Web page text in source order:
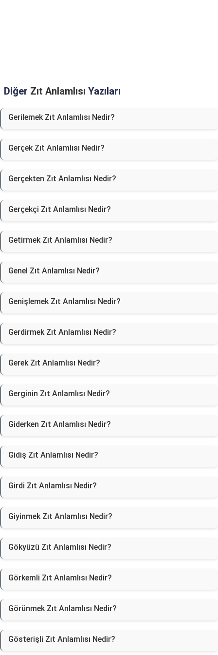
Diğer Zıt Anlamlısı Yazıları
Gerilemek Zıt Anlamlısı Nedir?
Gerçek Zıt Anlamlısı Nedir?
Gerçekten Zıt Anlamlısı Nedir?
Gerçekçi Zıt Anlamlısı Nedir?
Getirmek Zıt Anlamlısı Nedir?
Genel Zıt Anlamlısı Nedir?
Genişlemek Zıt Anlamlısı Nedir?
Gerdirmek Zıt Anlamlısı Nedir?
Gerek Zıt Anlamlısı Nedir?
Gerginin Zıt Anlamlısı Nedir?
Giderken Zıt Anlamlısı Nedir?
Gidiş Zıt Anlamlısı Nedir?
Girdi Zıt Anlamlısı Nedir?
Giyinmek Zıt Anlamlısı Nedir?
Gökyüzü Zıt Anlamlısı Nedir?
Görkemli Zıt Anlamlısı Nedir?
Görünmek Zıt Anlamlısı Nedir?
Gösterişli Zıt Anlamlısı Nedir?